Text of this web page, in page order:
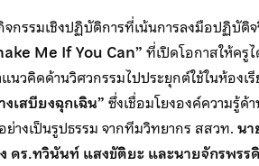
กรรมเชิงปฏิบัติการที่เน้นการลงมือปฏิบัติ
Me If You Can”ที่เปิดโอกาสให้ค
วคิดด้านวิศวกรรมไปประยุกต์ใช้ในห้องเ
เสบียงฉุกเฉิน”ซึ่งเชื่อมโยงองค์ความรู้ด้
างเป็นรูปธรรม จากทีมวิทยากร สสวท.น
ดร.ทวินันท์ แสงขัติยะ และนายจักรพรร